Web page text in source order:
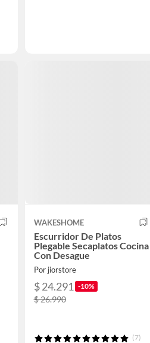
WAKESHOME
Escurridor De Platos
Plegable Secaplatos Cocina
Con Desague
Por jiorstore
$ 24.291 -10%
$ 26.990
(7)